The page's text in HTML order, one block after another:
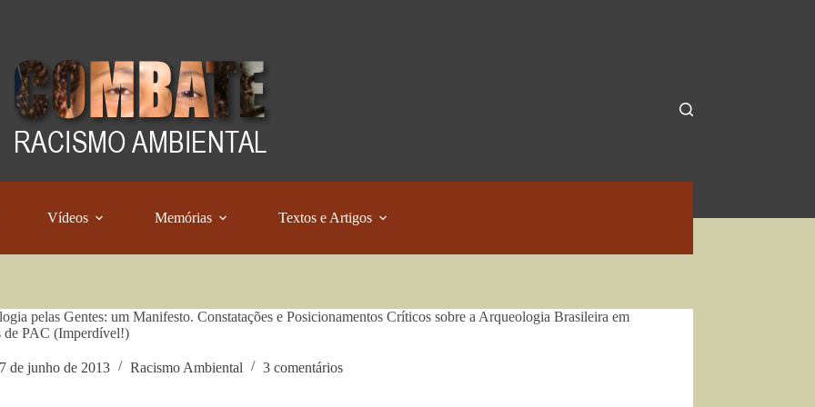
Vídeos Memórias Textos e Artigos
pelas Gentes: um Manifesto. Constatações e Posicionamentos Críticos sobre a Arqueologia Brasileira em
de PAC (Imperdível!)
de junho de 2013 Racismo Ambiental 3 comentários